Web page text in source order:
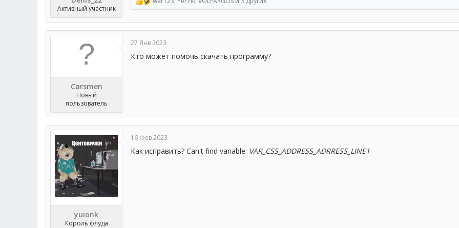
Активный участник
Р
е
а
к
и
и
:
Carsmen
Новый
пользователь
27 Янв 2023
Кто может помочь скачать программу?
yuionk
Король флуда
16 Фев 2023
Как исправить? Can't find variable: VAR_CSS_ADDRESS_ADRRESS_LINE1